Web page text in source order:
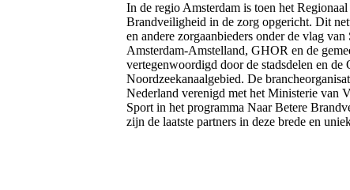
In de regio Amsterdam is toen het
Brandveiligheid in de zorg opgericht. Dit
en andere zorgaanbieders onder de vlag
Amsterdam-Amstelland, GHOR en de
vertegenwoordigd door de stadsdelen en de
Noordzeekanaalgebied. De
Nederland verenigd met het Ministerie van
Sport in het programma Naar Betere
zijn de laatste partners in deze brede en